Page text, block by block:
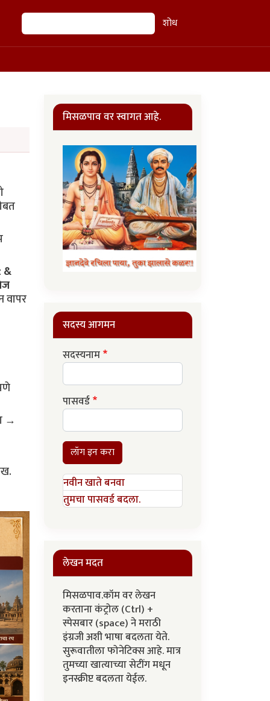
शोध शोध
&
वापर
→
मिसळपाव वर स्वागत आहे.
सदस्य आगमन
सदस्यनाम
पासवर्ड
लॉग इन करा
नवीन खाते बनवा
तुमचा पासवर्ड बदला.
लेखन मदत
मिसळपाव.कॉम वर लेखन
करताना कंट्रोल (Ctrl) +
स्पेसबार (space) ने मराठी
इंग्रजी अशी भाषा बदलता येते.
सुरूवातीला फोनेटिक्स आहे. मात्र
तुमच्या खात्याच्या सेटींग मधून
इनस्क्रीप्ट बदलता येईल.